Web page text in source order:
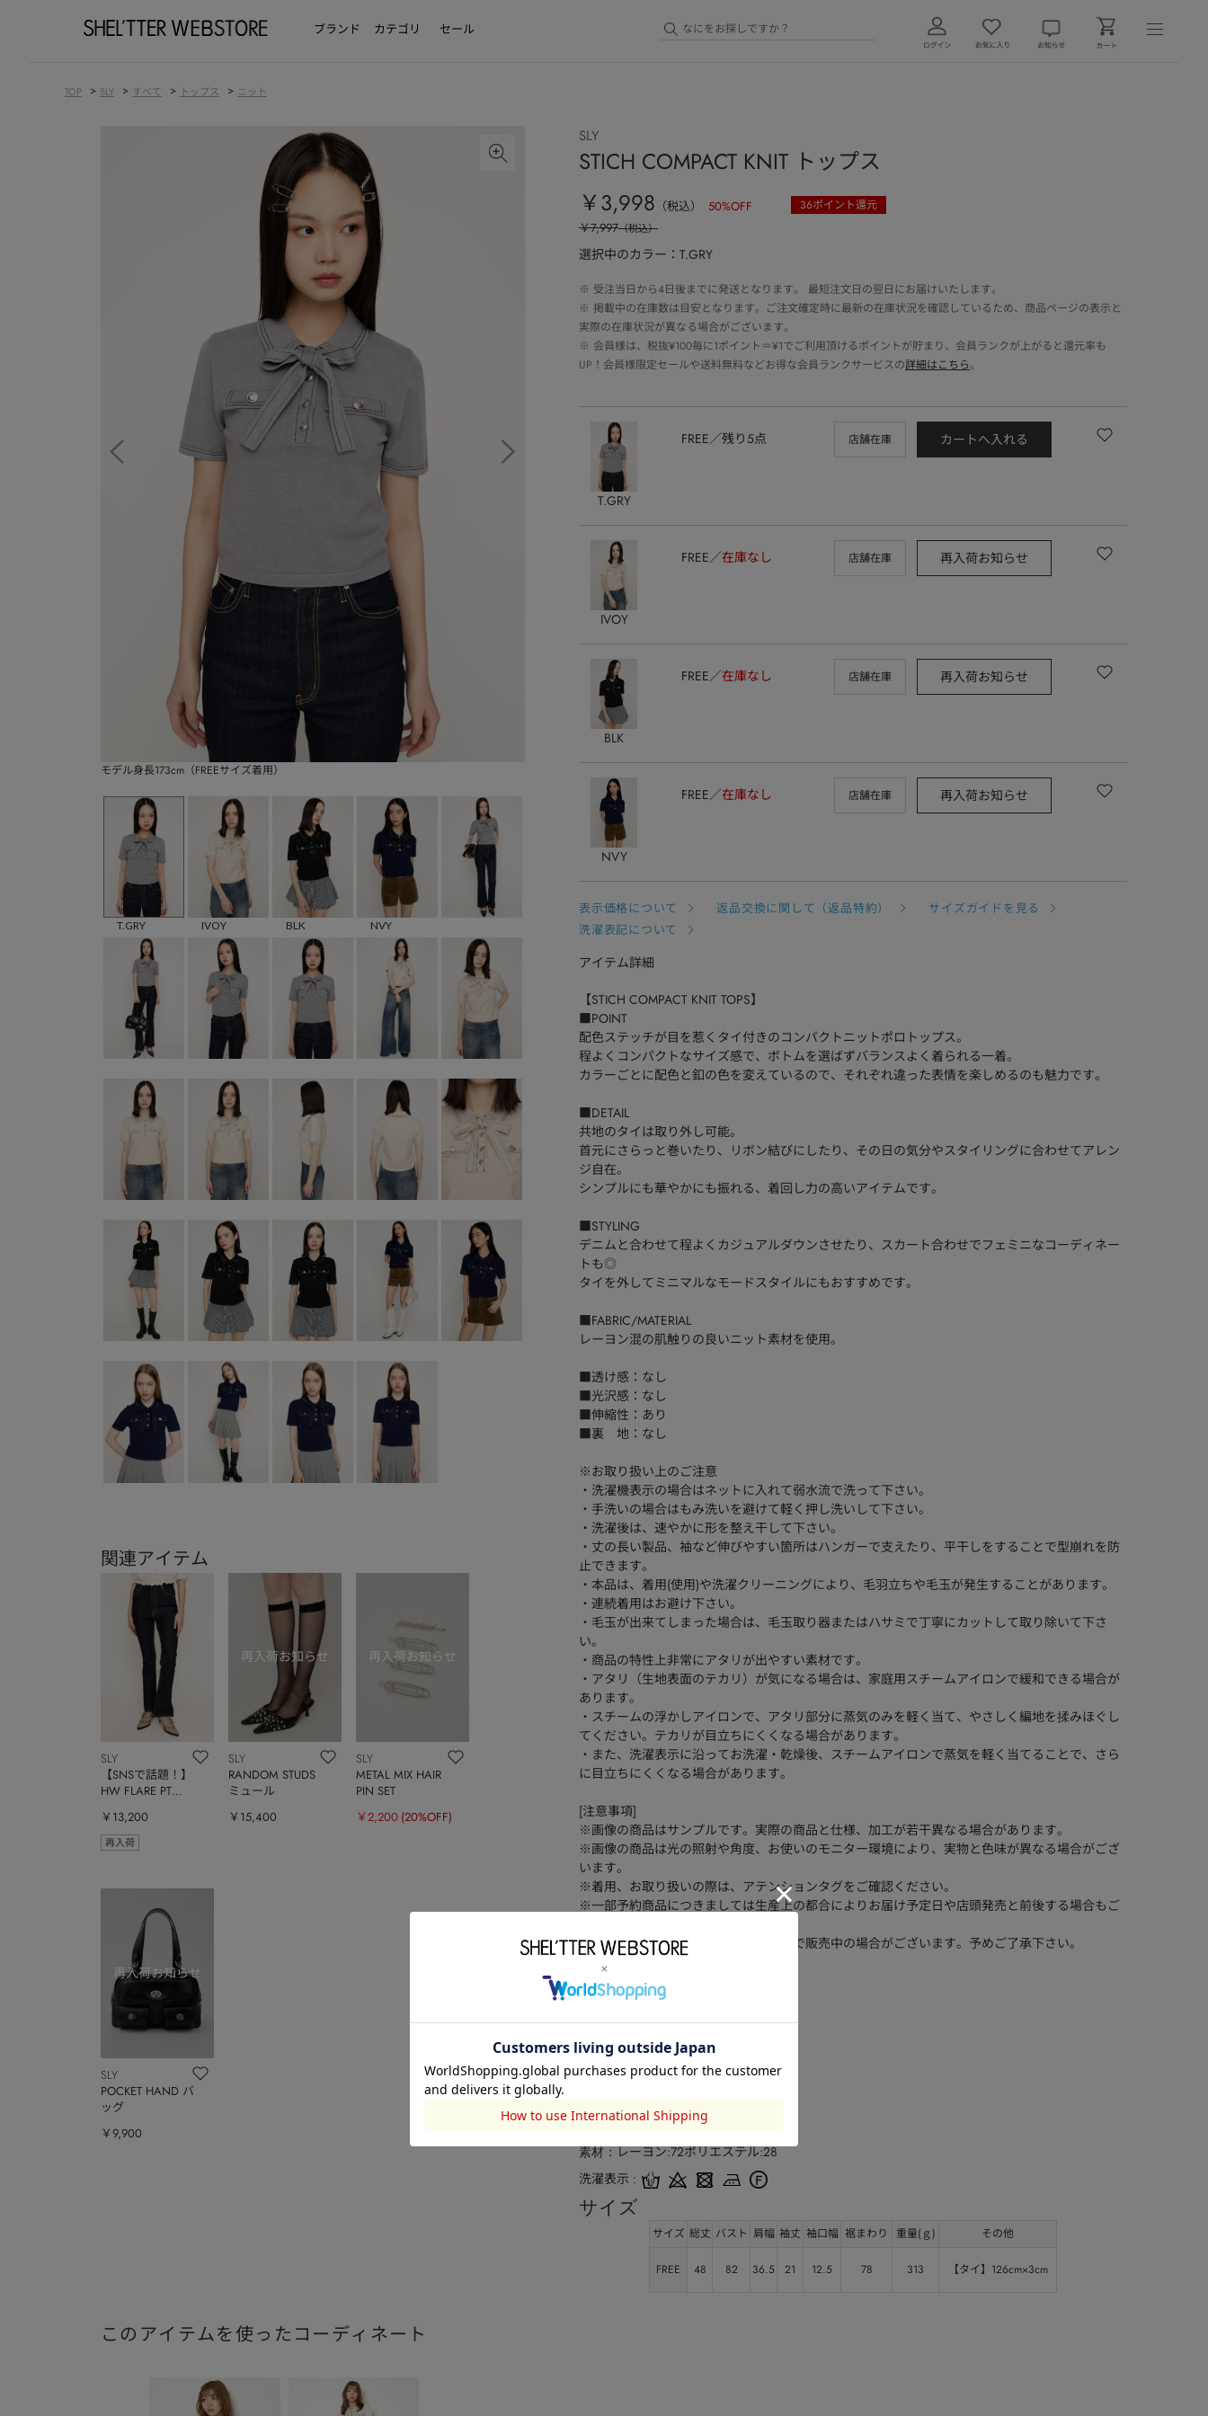
ブランド カテゴリ セール
TOP > SLY > すべて > トップス > ニット
モデル身長173cm（FREEサイズ着用）
T.GRY IVOY BLK NVY
関連アイテム
SLY
【SNSで話題！】
HW FLARE PT
EF
￥13,200
再入荷
SLY
RANDOM STUDS
ミュール
￥15,400
SLY
METAL MIX HAIR
PIN SET
￥2,200 (20%OFF)
SLY
POCKET HAND バ
ッグ
￥9,900
SLY
STICH COMPACT KNIT トップス
￥3,998 （税込） 50%OFF 36ポイント還元
￥7,997（税込）
選択中のカラー：T.GRY
※ 受注当日から4日後までに発送となります。 最短注文日の翌日にお届けいたします。
※ 掲載中の在庫数は目安となります。ご注文確定時に最新の在庫状況を確認しているため、商品ページの表示と
実際の在庫状況が異なる場合がございます。
※ 会員様は、税抜¥100毎に1ポイント＝¥1でご利用頂けるポイントが貯まり、会員ランクが上がると還元率も
UP！会員様限定セールや送料無料などお得な会員ランクサービスの詳細はこちら。
T.GRY
FREE 残り5点 店舗在庫 カートへ入れる
IVOY
FREE 在庫なし 店舗在庫 再入荷お知らせ
BLK
FREE 在庫なし 店舗在庫 再入荷お知らせ
NVY
FREE 在庫なし 店舗在庫 再入荷お知らせ
表示価格について 返品交換に関して（返品特約）
サイズガイドを見る
洗濯表記について
アイテム詳細
【STICH COMPACT KNIT TOPS】
■POINT
配色ステッチが目を惹くタイ付きのコンパクトニットポロトップス。
程よくコンパクトなサイズ感で、ボトムを選ばずバランスよく着られる一着。
カラーごとに配色と釦の色を変えているので、それぞれ違った表情を楽しめるのも魅力です。
■DETAIL
共地のタイは取り外し可能。
首元にさらっと巻いたり、リボン結びにしたり、その日の気分やスタイリングに合わせてアレン
ジ自在。
シンプルにも華やかにも振れる、着回し力の高いアイテムです。
■STYLING
デニムと合わせて程よくカジュアルダウンさせたり、スカート合わせでフェミニなコーディネー
トも◎
タイを外してミニマルなモードスタイルにもおすすめです。
■FABRIC/MATERIAL
レーヨン混の肌触りの良いニット素材を使用。
■透け感：なし
■光沢感：なし
■伸縮性：あり
■裏 地：なし
※お取り扱い上のご注意
・洗濯機表示の場合はネットに入れて弱水流で洗って下さい。
・手洗いの場合はもみ洗いを避けて軽く押し洗いして下さい。
・洗濯後は、速やかに形を整え干して下さい。
・丈の長い製品、袖など伸びやすい箇所はハンガーで支えたり、平干しをすることで型崩れを防
止できます。
・本品は、着用(使用)や洗濯クリーニングにより、毛羽立ちや毛玉が発生することがあります。
・連続着用はお避け下さい。
・毛玉が出来てしまった場合は、毛玉取り器またはハサミで丁寧にカットして取り除いて下さ
い。
・商品の特性上非常にアタリが出やすい素材です。
・アタリ（生地表面のテカリ）が気になる場合は、家庭用スチームアイロンで緩和できる場合が
あります。
・スチームの浮かしアイロンで、アタリ部分に蒸気のみを軽く当て、やさしく編地を揉みほぐし
てください。テカリが目立ちにくくなる場合があります。
・また、洗濯表示に沿ってお洗濯・乾燥後、スチームアイロンで蒸気を軽く当てることで、さら
に目立ちにくくなる場合があります。
[注意事項]
※画像の商品はサンプルです。実際の商品と仕様、加工が若干異なる場合があります。
※画像の商品は光の照射や角度、お使いのモニター環境により、実物と色味が異なる場合がござ
います。
※着用、お取り扱いの際は、アテンションタグをご確認ください。
※一部予約商品につきましては生産上の都合によりお届け予定日や店頭発売と前後する場合もご
※追加生産商品は、一部の店舗、通販で販売中の場合がございます。予めご了承下さい。
品番 030JS470-2771
素材
レーヨン:72ポリエステル:28
洗濯表示
サイズ
サイズ 総丈 バスト 肩幅 袖丈 袖口幅 裾まわり 重量(ｇ) その他
FREE 48 82 36.5 21 12.5 78 313 【タイ】126cm×3cm
このアイテムを使ったコーディネート